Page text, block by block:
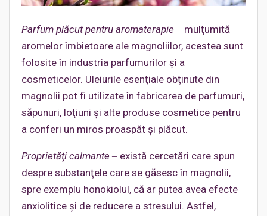
Parfum plăcut pentru aromaterapie ‒ mulţumită
aromelor îmbietoare ale magnoliilor, acestea sunt
folosite în industria parfumurilor şi a
cosmeticelor. Uleiurile esenţiale obţinute din
magnolii pot fi utilizate în fabricarea de parfumuri,
săpunuri, loţiuni şi alte produse cosmetice pentru
a conferi un miros proaspăt şi plăcut.
Proprietăţi calmante ‒ există cercetări care spun
despre substanţele care se găsesc în magnolii,
spre exemplu honokiolul, că ar putea avea efecte
anxiolitice şi de reducere a stresului. Astfel,